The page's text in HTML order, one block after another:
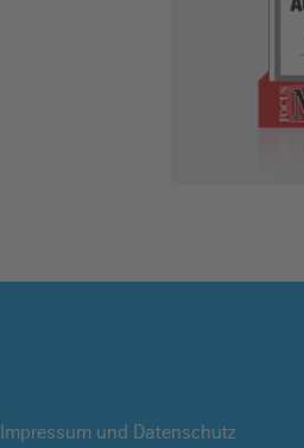
Impressum und Datenschutz